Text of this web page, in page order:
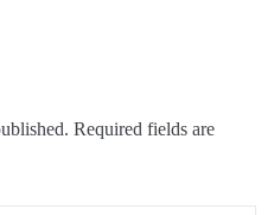
Required fields are